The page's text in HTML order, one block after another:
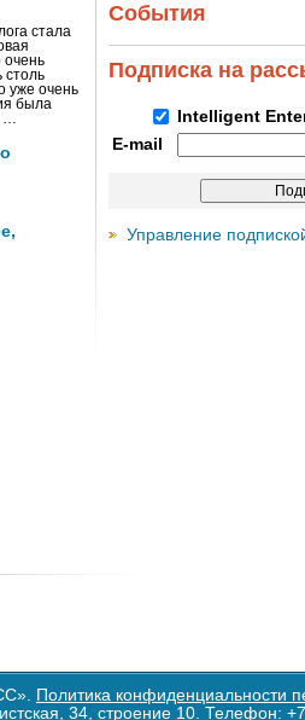
стала
очень
столь
уже очень
была
События
Подписка на
Intelligent
E-mail
Управление
Политика конфиденциальности
34, строение 10. Телефон: